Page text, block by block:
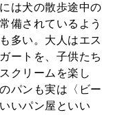
は犬の散歩途中の
備されているよう
多い。大人はエス
ートを、子供たち
クリームを楽し
パンも実は〈ビー
いパン屋といい